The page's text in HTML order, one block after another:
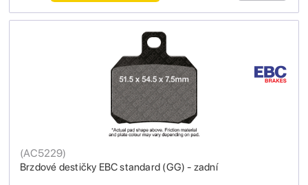
Brzdové destičky EBC standard (GG) - zadní
(AC5229)